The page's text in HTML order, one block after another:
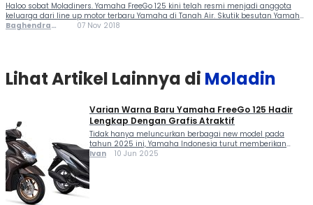
Haloo sobat Moladiners. Yamaha FreeGo 125 kini telah resmi menjadi anggota
keluarga dari line up motor terbaru Yamaha di Tanah Air. Skutik besutan Yamaha
Indonesia ini dianggap menjadi kasta paling tinggi untuk skuter matik bermesin
Baghendra
07 Nov 2018
Lihat Artikel Lainnya di Moladin
Varian Warna Baru Yamaha FreeGo 125 Hadir
Lengkap Dengan Grafis Atraktif
Tidak hanya meluncurkan berbagai new model pada
tahun 2025 ini, Yamaha Indonesia turut memberikan
penyegaran pada beberapa line-up skutik termasuk di
Ivan 10 Jun 2025